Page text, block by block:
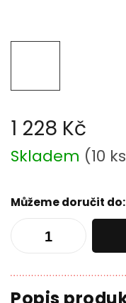
1 228 Kč
Měrná
cena:
Skladem (10 ks
Můžeme doručit do: